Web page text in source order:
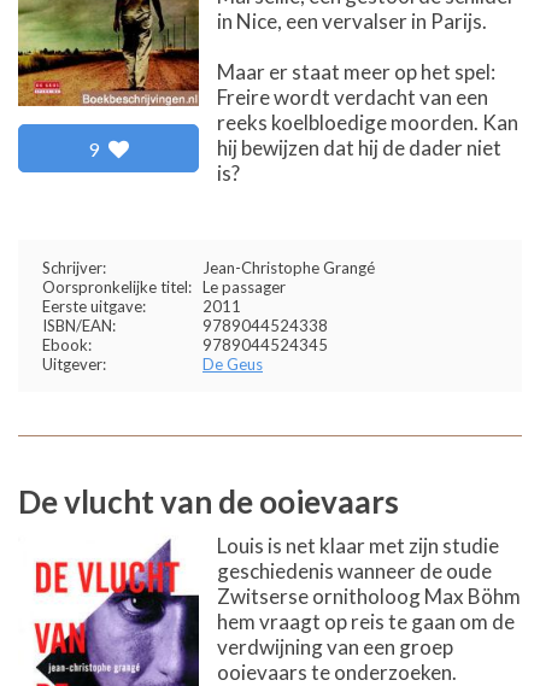
9
in Nice, een vervalser in Parijs.
Maar er staat meer op het spel:
Freire wordt verdacht van een
reeks koelbloedige moorden. Kan
hij bewijzen dat hij de dader niet
is?
Schrijver:
Jean-Christophe Grangé
Oorspronkelijke titel: Le passager
Eerste uitgave:
2011
ISBN/EAN:
9789044524338
Ebook:
9789044524345
Uitgever:
De Geus
De vlucht van de ooievaars
Louis is net klaar met zijn studie
geschiedenis wanneer de oude
Zwitserse ornitholoog Max Böhm
hem vraagt op reis te gaan om de
verdwijning van een groep
ooievaars te onderzoeken.